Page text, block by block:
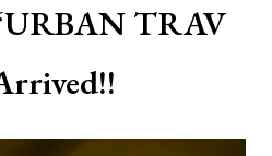
TRAV